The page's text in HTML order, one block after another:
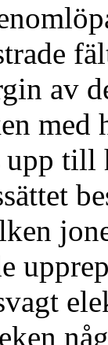
av
med
till